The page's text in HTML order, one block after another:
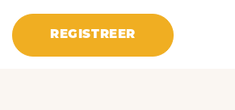
REGISTREER